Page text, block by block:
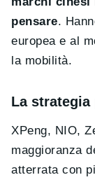
pensare.
europea e al
la mobilità.
La
XPeng, NIO,
maggioranza
atterrata con